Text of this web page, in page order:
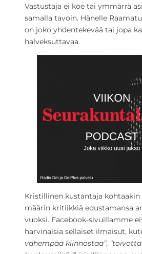
Vastustaja ei koe tai ymmärrä
samalla tavoin. Hänelle
on joko yhdentekevää tai jopa
halveksuttavaa.
Kristillinen kustantaja kohtaakin
määrin kritiikkiä edustamansa
vuoksi. Facebook-sivuillamme
harvinaisia sellaiset ilmaisut,
vähempää kiinnostaa”,